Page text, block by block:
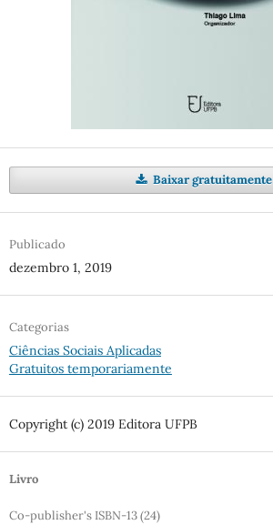
Baixar gratuitamente
Publicado
dezembro 1, 2019
Categorias
Ciências Sociais Aplicadas
Gratuitos temporariamente
Copyright (c) 2019 Editora UFPB
Livro
Co-publisher's ISBN-13 (24)